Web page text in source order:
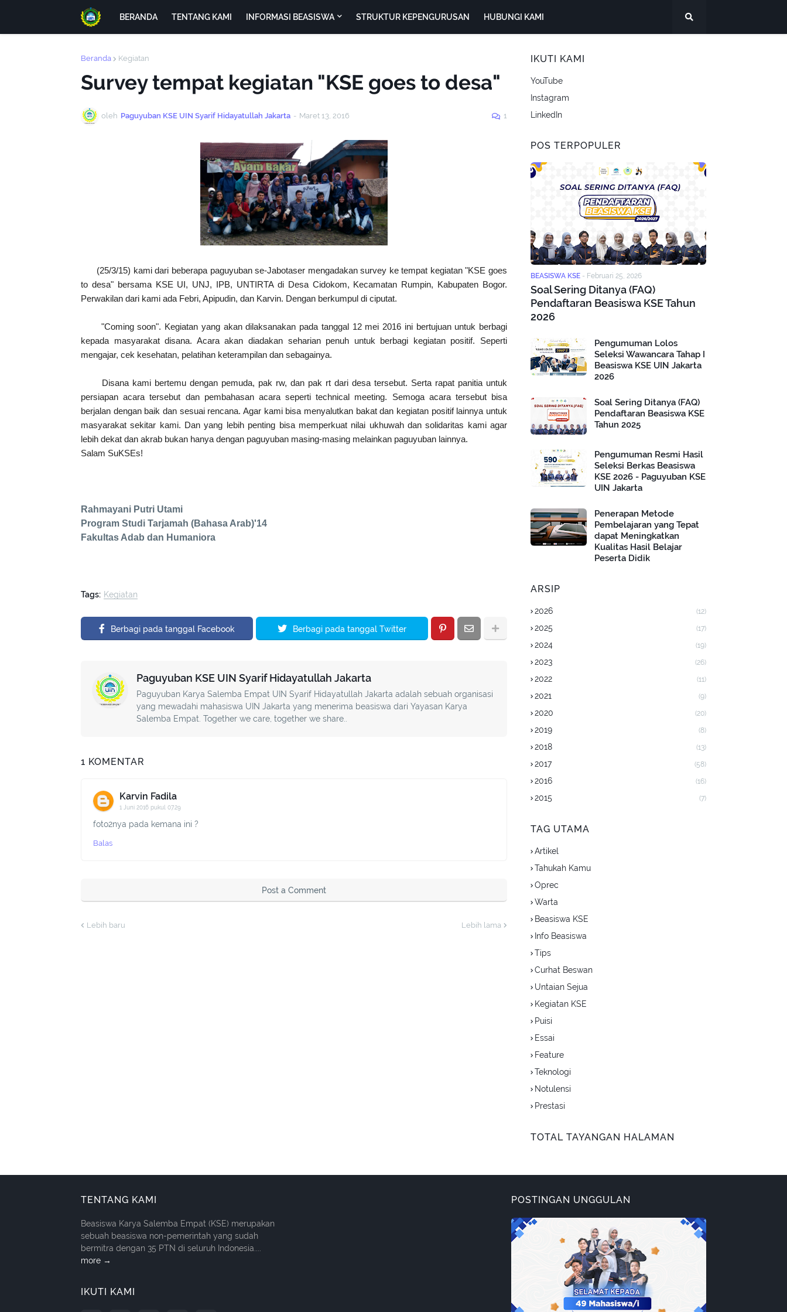
BERANDA TENTANG KAMI INFORMASI BEASISWA STRUKTUR KEPENGURUSAN HUBUNGI KAMI
Beranda Kegiatan
Survey tempat kegiatan "KSE goes to desa"
oleh Paguyuban KSE UIN Syarif Hidayatullah Jakarta - Maret 13, 2016 1
(25/3/15) kami dari beberapa paguyuban se-Jabotaser mengadakan survey ke tempat kegiatan "KSE goes
to desa" bersama KSE UI, UNJ, IPB, UNTIRTA di Desa Cidokom, Kecamatan Rumpin, Kabupaten Bogor.
Perwakilan dari kami ada Febri, Apipudin, dan Karvin. Dengan berkumpul di ciputat.
"Coming soon". Kegiatan yang akan dilaksanakan pada tanggal 12 mei 2016 ini bertujuan untuk berbagi
kepada masyarakat disana. Acara akan diadakan seharian penuh untuk berbagi kegiatan positif. Seperti
mengajar, cek kesehatan, pelatihan keterampilan dan sebagainya.
Disana kami bertemu dengan pemuda, pak rw, dan pak rt dari desa tersebut. Serta rapat panitia untuk
persiapan acara tersebut dan pembahasan acara seperti technical meeting. Semoga acara tersebut bisa
berjalan dengan baik dan sesuai rencana. Agar kami bisa menyalutkan bakat dan kegiatan positif lainnya untuk
masyarakat sekitar kami. Dan yang lebih penting bisa memperkuat nilai ukhuwah dan solidaritas kami agar
lebih dekat dan akrab bukan hanya dengan paguyuban masing-masing melainkan paguyuban lainnya.
Salam SuKSEs!
Rahmayani Putri Utami
Program Studi Tarjamah (Bahasa Arab)'14
Fakultas Adab dan Humaniora
Tags: Kegiatan
Berbagi pada tanggal Facebook Berbagi pada tanggal Twitter
Paguyuban KSE UIN Syarif Hidayatullah Jakarta
Paguyuban Karya Salemba Empat UIN Syarif Hidayatullah Jakarta adalah sebuah organisasi
yang mewadahi mahasiswa UIN Jakarta yang menerima beasiswa dari Yayasan Karya
Salemba Empat. Together we care, together we share..
1 KOMENTAR
Karvin Fadila
1 Juni 2016 pukul 07.29
foto2nya pada kemana ini ?
Balas
Post a Comment
Lebih baru Lebih lama
IKUTI KAMI
YouTube
Instagram
LinkedIn
POS TERPOPULER
BEASISWA KSE - Februari 25, 2026
Soal Sering Ditanya (FAQ)
Pendaftaran Beasiswa KSE Tahun
2026
Pengumuman Lolos
Seleksi Wawancara Tahap I
Beasiswa KSE UIN Jakarta
2026
Soal Sering Ditanya (FAQ)
Pendaftaran Beasiswa KSE
Tahun 2025
Pengumuman Resmi Hasil
Seleksi Berkas Beasiswa
KSE 2026 - Paguyuban KSE
UIN Jakarta
Penerapan Metode
Pembelajaran yang Tepat
dapat Meningkatkan
Kualitas Hasil Belajar
Peserta Didik
ARSIP
2026 (12)
2025 (17)
2024 (19)
2023 (26)
2022 (11)
2021 (9)
2020 (20)
2019 (8)
2018 (13)
2017 (58)
2016 (16)
2015 (7)
TAG UTAMA
Artikel
Tahukah Kamu
Oprec
Warta
Beasiswa KSE
Info Beasiswa
Tips
Curhat Beswan
Untaian Sejua
Kegiatan KSE
Puisi
Essai
Feature
Teknologi
Notulensi
Prestasi
TOTAL TAYANGAN HALAMAN
TENTANG KAMI
Beasiswa Karya Salemba Empat (KSE) merupakan
sebuah beasiswa non-pemerintah yang sudah
bermitra dengan 35 PTN di seluruh Indonesia....
more →
IKUTI KAMI
POSTINGAN UNGGULAN